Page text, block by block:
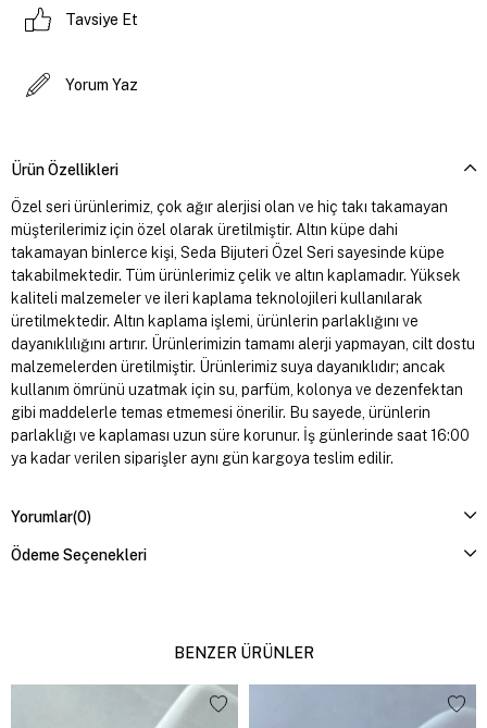
Tavsiye Et
Yorum Yaz
Ürün Özellikleri
Özel seri ürünlerimiz, çok ağır alerjisi olan ve hiç takı takamayan
müşterilerimiz için özel olarak üretilmiştir. Altın küpe dahi
takamayan binlerce kişi, Seda Bijuteri Özel Seri sayesinde küpe
takabilmektedir. Tüm ürünlerimiz çelik ve altın kaplamadır. Yüksek
kaliteli malzemeler ve ileri kaplama teknolojileri kullanılarak
üretilmektedir. Altın kaplama işlemi, ürünlerin parlaklığını ve
dayanıklılığını artırır. Ürünlerimizin tamamı alerji yapmayan, cilt dostu
malzemelerden üretilmiştir. Ürünlerimiz suya dayanıklıdır; ancak
kullanım ömrünü uzatmak için su, parfüm, kolonya ve dezenfektan
gibi maddelerle temas etmemesi önerilir. Bu sayede, ürünlerin
parlaklığı ve kaplaması uzun süre korunur. İş günlerinde saat 16:00
ya kadar verilen siparişler aynı gün kargoya teslim edilir.
Yorumlar(0)
Ödeme Seçenekleri
BENZER ÜRÜNLER